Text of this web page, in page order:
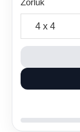
Zorluk